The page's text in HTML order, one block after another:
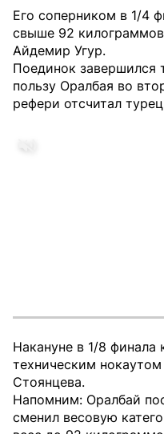
Его соперником в 1/4
свыше 92
Айдемир Угур.
Поединок завершился
пользу Оралбая во
рефери отсчитал
Накануне в 1/8 финала
техническим
Стоянцева.
Напомним: Оралбай
сменил весовую